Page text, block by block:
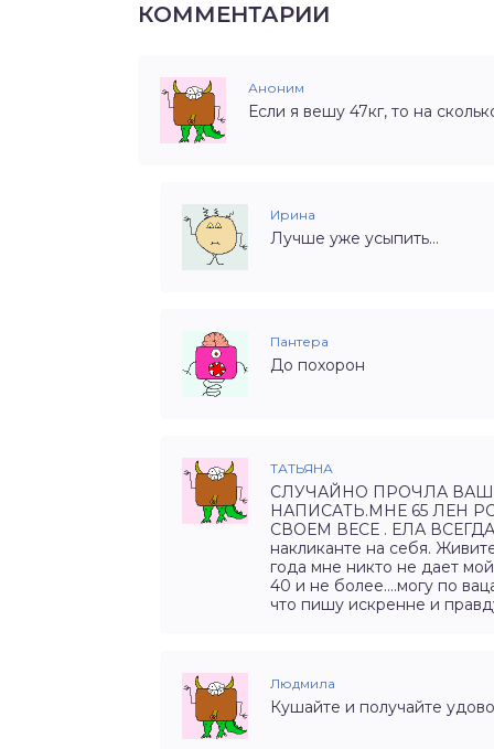
КОММЕНТАРИИ
Аноним
Если я вешу 47кг, то на
Ирина
Лучше уже усыпить…
Пантера
До похорон
ТАТЬЯНА
СЛУЧАЙНО ПРОЧЛА
НАПИСАТЬ.МНЕ 65 ЛЕН
СВОЕМ ВЕСЕ . ЕЛА ВСЕГДА
накликанте на себя.
года мне никто не дает
40 и не более….могу по
что пишу искренне и
Людмила
Кушайте и получайте